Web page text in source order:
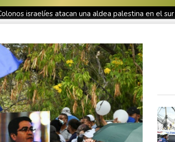
israelíes atacan una aldea palestina en el
de dólares
Los rebeldes hutíes matan
escuela
Tras la reorganización militar, la
Gobierno y oposición sostienen primer